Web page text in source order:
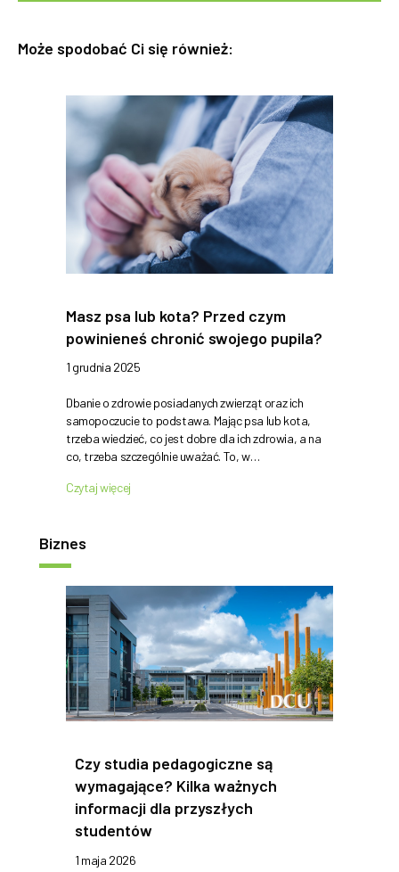
Może spodobać Ci się również:
Masz psa lub kota? Przed czym
powinieneś chronić swojego pupila?
1 grudnia 2025
Dbanie o zdrowie posiadanych zwierząt oraz ich
samopoczucie to podstawa. Mając psa lub kota,
trzeba wiedzieć, co jest dobre dla ich zdrowia, a na
co, trzeba szczególnie uważać. To, w…
Czytaj więcej
Biznes
Czy studia pedagogiczne są
wymagające? Kilka ważnych
informacji dla przyszłych
studentów
1 maja 2026